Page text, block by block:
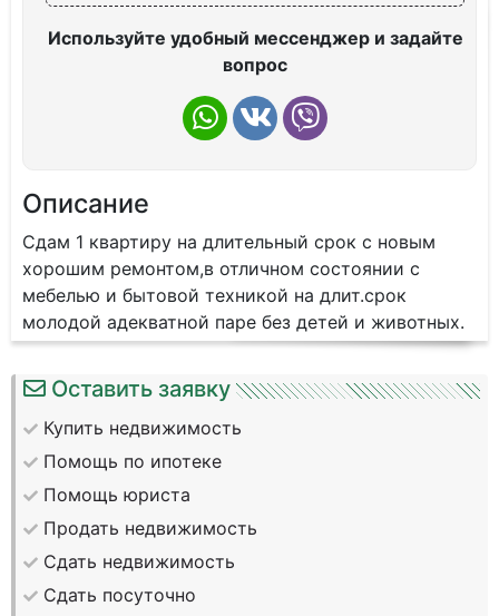
Используйте удобный мессенджер и задайте
вопрос
Описание
Сдам 1 квартиру на длительный срок с новым
хорошим ремонтом,в отличном состоянии с
мебелью и бытовой техникой на длит.срок
молодой адекватной паре без детей и животных.
Оставить заявку
Купить недвижимость
Помощь по ипотеке
Помощь юриста
Продать недвижимость
Сдать недвижимость
Сдать посуточно